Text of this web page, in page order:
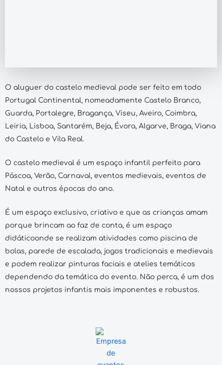
O aluguer do castelo medieval pode ser feito em todo
Portugal Continental, nomeadamente Castelo Branco,
Guarda, Portalegre, Bragança, Viseu, Aveiro, Coimbra,
Leiria, Lisboa, Santarém, Beja, Évora, Algarve, Braga, Viana
do Castelo e Vila Real.
O castelo medieval é um espaço infantil perfeito para
Páscoa, Verão, Carnaval, eventos medievais, eventos de
Natal e outros épocas do ano.
É um espaço exclusivo, criativo e que as crianças amam
porque brincam ao faz de conta, é um espaço
didáticoonde se realizam atividades como piscina de
bolas, parede de escalada, jogos tradicionais e medievais
e podem realizar pinturas faciais e atelies temáticos
dependendo da temática do evento. Não perca, é um dos
nossos projetos infantis mais imponentes e robustos.